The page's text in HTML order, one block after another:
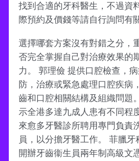
找到合適的牙科醫生，不過資
際預約及價錢等請自行詢問有
選擇哪套方案沒有對錯之分，
否完全掌握自己對治療效果的
力。 郭理儉 提供口腔檢查，
防，治療或緊急處理口腔疾病
齒和口腔相關結構及組織問題
示全港多達九成人患有不同程
來愈多牙醫診所聘用專門負責
員，以分擔牙醫工作。 菲臘牙
開辦牙齒衞生員兩年制高級文